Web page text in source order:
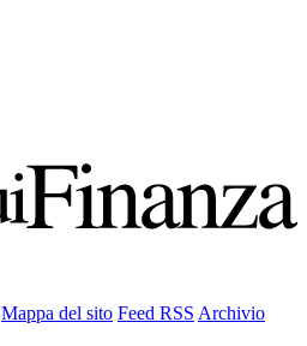
Mappa del sito Feed RSS Archivio